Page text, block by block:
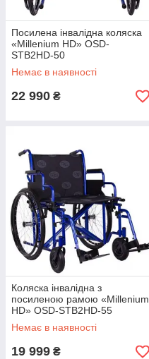
Посилена інвалідна коляска
«Millenium HD» OSD-
STB2HD-50
Немає в наявності
22 990 ₴
Коляска інвалідна з
посиленою рамою «Millenium
HD» OSD-STB2HD-55
Немає в наявності
19 999 ₴